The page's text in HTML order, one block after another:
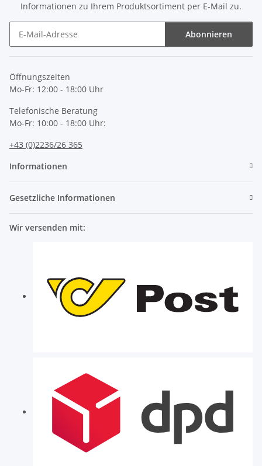
Informationen zu Ihrem Produktsortiment per E-Mail zu.
Abonnieren
Öffnungszeiten
Mo-Fr: 12:00 - 18:00 Uhr
Telefonische Beratung
Mo-Fr: 10:00 - 18:00 Uhr:
+43 (0)2236/26 365
Informationen
Gesetzliche Informationen
Wir versenden mit: